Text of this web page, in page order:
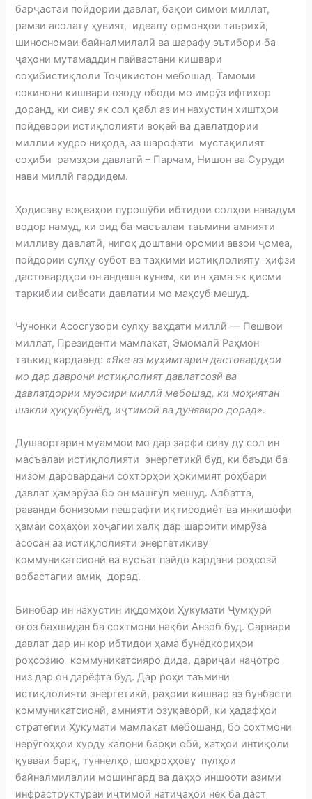
барҷастаи пойдории давлат, бақои симои миллат,
рамзи асолату ҳувият, идеалу ормонҳои таърихӣ,
шиносномаи байналмилалӣ ва шарафу эътибори ба
ҷаҳони мутамаддин пайвастани кишвари
соҳибистиқлоли Тоҷикистон мебошад. Тамоми
сокинони кишвари озоду ободи мо имрӯз ифтихор
доранд, ки сиву як сол қабл аз ин нахустин хиштҳои
пойдевори истиқлолияти воқеӣ ва давлатдории
миллии худро ниҳода, аз шарофати мустақилият
соҳиби рамзҳои давлатӣ – Парчам, Нишон ва Суруди
нави миллӣ гардидем.
Ҳодисаву воқеаҳои пурошӯби ибтидои солҳои навадум
водор намуд, ки оид ба масъалаи таъмини амнияти
милливу давлатӣ, нигоҳ доштани оромии авзои ҷомеа,
пойдории сулҳу субот ва таҳкими истиқлолияту ҳифзи
дастовардҳои он андеша кунем, ки ин ҳама як қисми
таркибии сиёсати давлатии мо маҳсуб мешуд.
Чунонки Асосгузори сулҳу ваҳдати миллӣ — Пешвои
миллат, Президенти мамлакат, Эмомалӣ Раҳмон
таъкид кардаанд: «Яке аз муҳимтарин дастовардҳои
мо дар даврони истиқлолият давлатсозӣ ва
давлатдории муосири миллӣ мебошад, ки моҳиятан
шакли ҳуқуқбунёд, иҷтимоӣ ва дунявиро дорад».
Душвортарин муаммои мо дар зарфи сиву ду сол ин
масъалаи истиқлолияти энергетикӣ буд, ки баъди ба
низом даровардани сохторҳои ҳокимият роҳбари
давлат ҳамарӯза бо он машғул мешуд. Албатта,
раванди бонизоми пешрафти иқтисодиёт ва инкишофи
ҳамаи соҳаҳои хоҷагии халқ дар шароити имрӯза
асосан аз истиқлолияти энергетикиву
коммуникатсионӣ ва вусъат пайдо кардани роҳсозӣ
вобастагии амиқ дорад.
Бинобар ин нахустин иқдомҳои Ҳукумати Ҷумҳурӣ
оғоз бахшидан ба сохтмони нақби Анзоб буд. Сарвари
давлат дар ин кор ибтидои ҳама бунёдкориҳои
роҳсозию коммуникатсияро дида, дариҷаи наҷотро
низ дар он дарёфта буд. Дар роҳи таъмини
истиқлолияти энер­гетикӣ, раҳоии кишвар аз бунбасти
коммуникатсионӣ, амнияти озуқа­ворӣ, ки ҳадафҳои
стратегии Ҳукумати мамлакат мебошанд, бо сохтмони
нерӯгоҳҳои хурду калони барқи обӣ, хатҳои интиқоли
қувваи барқ, туннелҳо, шоҳроҳҳову пулҳои
байналмилалии мошингард ва даҳҳо иншооти азими
инфраструктураи иҷтимоӣ натиҷаҳои нек ба даст